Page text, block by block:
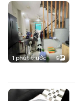
1 phút trước 5